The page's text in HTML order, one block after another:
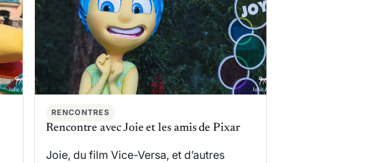
RENCONTRES
Rencontre avec Joie et les amis de Pixar
Joie, du filmVice-Versa, et d’autres